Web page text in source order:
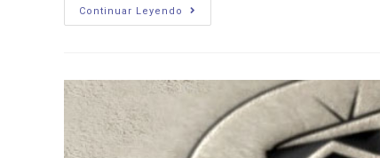
entrada:
Continuar Leyendo
Cablevisión
Jacobacci